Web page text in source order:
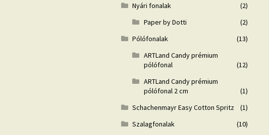
Nyári fonalak
(2)
Paper by Dotti
(2)
Pólófonalak
(13)
ARTLand Candy prémium
pólófonal
(12)
ARTLand Candy prémium
pólófonal 2 cm
(1)
Schachenmayr Easy Cotton Spritz
(1)
Szalagfonalak
(10)